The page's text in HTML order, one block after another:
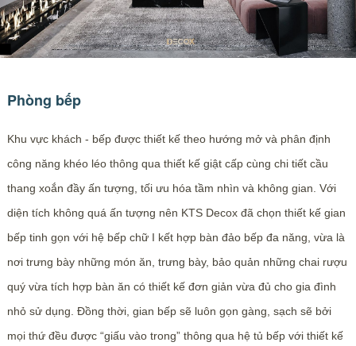
Phòng bếp
Khu vực khách - bếp được thiết kế theo hướng mở và phân định
công năng khéo léo thông qua thiết kế giật cấp cùng chi tiết cầu
thang xoắn đầy ấn tượng, tối ưu hóa tầm nhìn và không gian. Với
diện tích không quá ấn tượng nên KTS Decox đã chọn thiết kế gian
bếp tinh gọn với hệ bếp chữ I kết hợp bàn đảo bếp đa năng, vừa là
nơi trưng bày những món ăn, trưng bày, bảo quản những chai rượu
quý vừa tích hợp bàn ăn có thiết kế đơn giản vừa đủ cho gia đình
nhỏ sử dụng. Đồng thời, gian bếp sẽ luôn gọn gàng, sạch sẽ bởi
mọi thứ đều được “giấu vào trong” thông qua hệ tủ bếp với thiết kế